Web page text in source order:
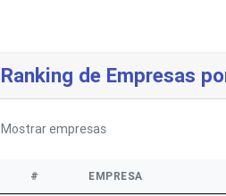
Ranking de Empresas
Mostrarempresas
# EMPRESA